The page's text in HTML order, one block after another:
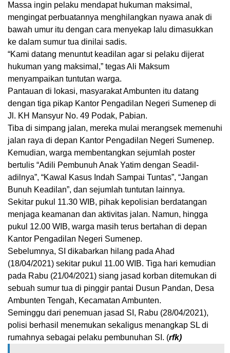
Massa ingin pelaku mendapat hukuman maksimal,
mengingat perbuatannya menghilangkan nyawa anak di
bawah umur itu dengan cara menyekap lalu dimasukkan
ke dalam sumur tua dinilai sadis.
“Kami datang menuntut keadilan agar si pelaku dijerat
hukuman yang maksimal,” tegas Ali Maksum
menyampaikan tuntutan warga.
Pantauan di lokasi, masyarakat Ambunten itu datang
dengan tiga pikap Kantor Pengadilan Negeri Sumenep di
Jl. KH Mansyur No. 49 Podak, Pabian.
Tiba di simpang jalan, mereka mulai merangsek memenuhi
jalan raya di depan Kantor Pengadilan Negeri Sumenep.
Kemudian, warga membentangkan sejumlah poster
bertulis “Adili Pembunuh Anak Yatim dengan Seadil-
adilnya”, “Kawal Kasus Indah Sampai Tuntas”, “Jangan
Bunuh Keadilan”, dan sejumlah tuntutan lainnya.
Sekitar pukul 11.30 WIB, pihak kepolisian berdatangan
menjaga keamanan dan aktivitas jalan. Namun, hingga
pukul 12.00 WIB, warga masih terus bertahan di depan
Kantor Pengadilan Negeri Sumenep.
Sebelumnya, SI dikabarkan hilang pada Ahad
(18/04/2021) sekitar pukul 11.00 WIB. Tiga hari kemudian
pada Rabu (21/04/2021) siang jasad korban ditemukan di
sebuah sumur tua di pinggir pantai Dusun Pandan, Desa
Ambunten Tengah, Kecamatan Ambunten.
Seminggu dari penemuan jasad SI, Rabu (28/04/2021),
polisi berhasil menemukan sekaligus menangkap SL di
rumahnya sebagai pelaku pembunuhan SI. (rfk)